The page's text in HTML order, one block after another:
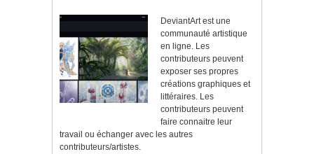
DeviantArt est une
communauté artistique
en ligne. Les
contributeurs peuvent
exposer ses propres
créations graphiques et
littéraires. Les
contributeurs peuvent
faire connaitre leur
travail ou échanger avec les autres
contributeurs/artistes.